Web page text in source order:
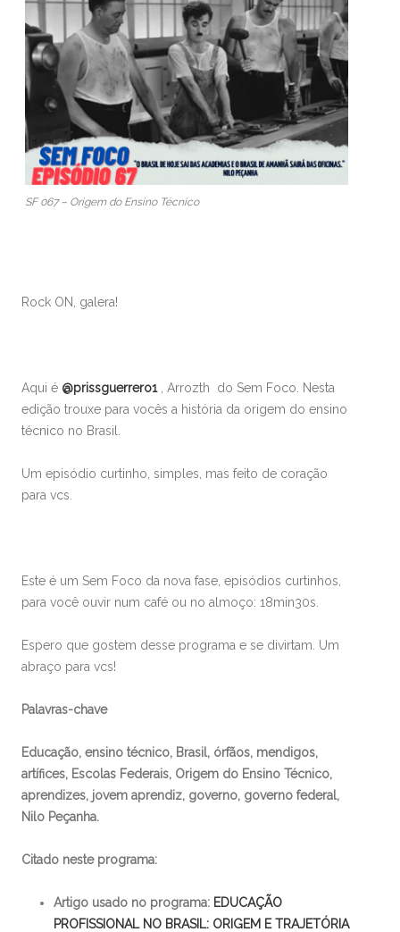
SF 067 – Origem do Ensino Técnico
Rock ON, galera!
Aqui é @prissguerrero1, Arrozth do Sem Foco. Nesta
edição trouxe para vocês a história da origem do ensino
técnico no Brasil.
Um episódio curtinho, simples, mas feito de coração
para vcs.
Este é um Sem Foco da nova fase, episódios curtinhos,
para você ouvir num café ou no almoço: 18min30s.
Espero que gostem desse programa e se divirtam. Um
abraço para vcs!
Palavras-chave
Educação, ensino técnico, Brasil, órfãos, mendigos,
artífices, Escolas Federais, Origem do Ensino Técnico,
aprendizes, jovem aprendiz, governo, governo federal,
Nilo Peçanha.
Citado neste programa:
Artigo usado no programa: EDUCAÇÃO
PROFISSIONAL NO BRASIL: ORIGEM E TRAJETÓRIA